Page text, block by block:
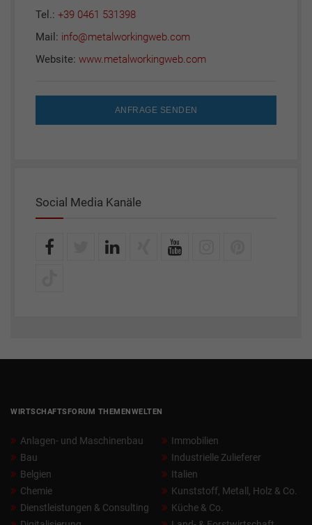
Tel.: +39 0461 531398
Mail: info@metalworkingweb.com
Website: www.metalworkingweb.com
ANFRAGE SENDEN
Social Media Kanäle
WIRTSCHAFTSFORUM THEMENWELTEN
Anlagen- und Maschinenbau
Bau
Belgien
Chemie
Dienstleistungen & Consulting
Immobilien
Industrielle Zulieferer
Italien
Kunststoff, Metall, Holz & Co.
Küche & Co.